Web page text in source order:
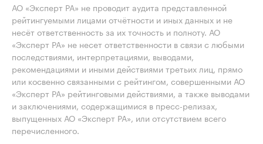
АО «Эксперт РА» не проводит аудита представленной
рейтингуемыми лицами отчётности и иных данных и не
несёт ответственность за их точность и полноту. АО
«Эксперт РА» не несет ответственности в связи с любыми
последствиями, интерпретациями, выводами,
рекомендациями и иными действиями третьих лиц, прямо
или косвенно связанными с рейтингом, совершенными АО
«Эксперт РА» рейтинговыми действиями, а также выводами
и заключениями, содержащимися в пресс-релизах,
выпущенных АО «Эксперт РА», или отсутствием всего
перечисленного.